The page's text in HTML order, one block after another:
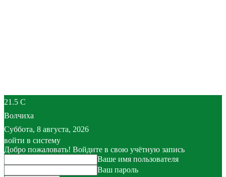
21.5 C
Волчиха
Суббота, 8 августа, 2026
войти в систему
Добро пожаловать! Войдите в свою учётную запись
Ваше имя пользователя
Ваш пароль